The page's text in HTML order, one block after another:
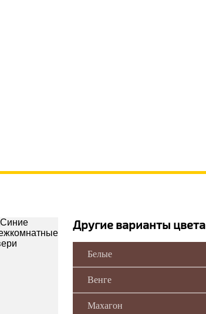
Другие варианты цвета
Белые
Венге
Махагон